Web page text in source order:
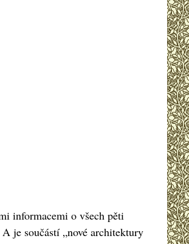
informacemi o všech pěti
A je součástí „nové architektury